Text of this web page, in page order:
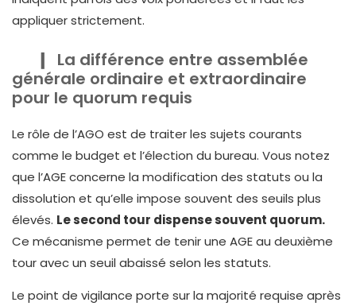
appliquer strictement.
La différence entre assemblée
générale ordinaire et extraordinaire
pour le quorum requis
Le rôle de l’AGO est de traiter les sujets courants
comme le budget et l’élection du bureau. Vous notez
que l’AGE concerne la modification des statuts ou la
dissolution et qu’elle impose souvent des seuils plus
élevés. Le second tour dispense souvent quorum.
Ce mécanisme permet de tenir une AGE au deuxième
tour avec un seuil abaissé selon les statuts.
Le point de vigilance porte sur la majorité requise après